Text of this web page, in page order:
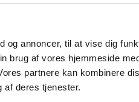
og annoncer, til at vise dig
brug af vores hjemmeside
partnere kan kombinere
af deres tjenester.